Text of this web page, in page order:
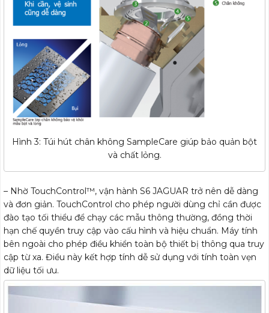
Hình 3: Túi hút chân không SampleCare giúp bảo quản bột
và chất lỏng.
– Nhờ TouchControl™, vận hành S6 JAGUAR trở nên dễ dàng
và đơn giản. TouchControl cho phép người dùng chỉ cần được
đào tạo tối thiểu để chạy các mẫu thông thường, đồng thời
hạn chế quyền truy cập vào cấu hình và hiệu chuẩn. Máy tính
bên ngoài cho phép điều khiển toàn bộ thiết bị thông qua truy
cập từ xa. Điều này kết hợp tính dễ sử dụng với tính toàn vẹn
dữ liệu tối ưu.